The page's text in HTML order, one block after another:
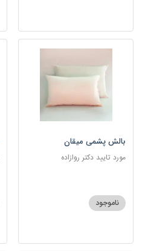
بالش پشمی میقان
مورد تایید دکتر روازاده
ناموجود